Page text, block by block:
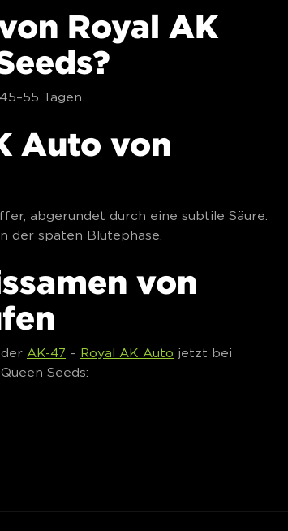
Royal AK
Tagen.
Auto von
abgerundet durch eine subtile Säure.
der späten Blütephase.
von
AK-47 – Royal AK Auto jetzt bei
Seeds: